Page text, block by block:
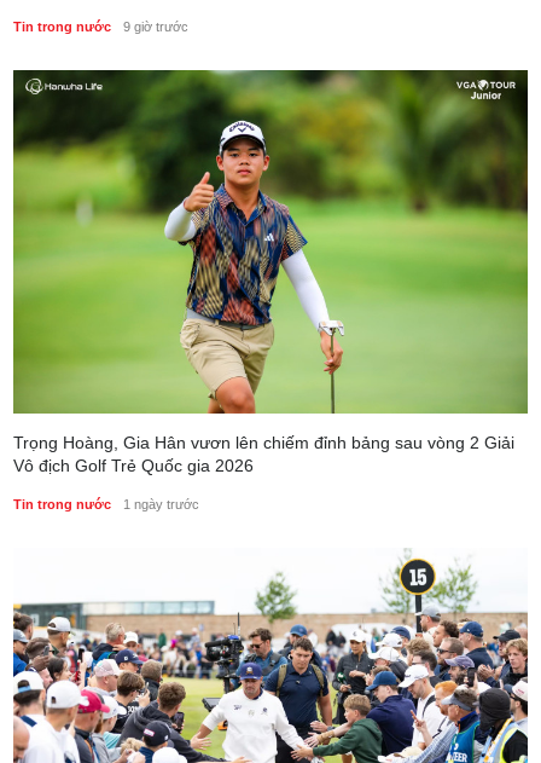
Tin trong nước 9 giờ trước
Trọng Hoàng, Gia Hân vươn lên chiếm đỉnh bảng sau vòng 2 Giải
Vô địch Golf Trẻ Quốc gia 2026
Tin trong nước 1 ngày trước